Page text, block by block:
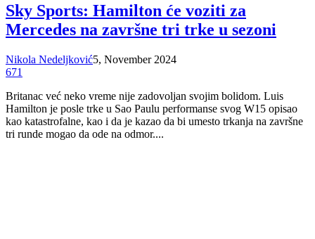
Sky Sports: Hamilton će voziti za
Mercedes na završne tri trke u sezoni
Nikola Nedeljković5, November 2024
671
Britanac već neko vreme nije zadovoljan svojim bolidom. Luis
Hamilton je posle trke u Sao Paulu performanse svog W15 opisao
kao katastrofalne, kao i da je kazao da bi umesto trkanja na završne
tri runde mogao da ode na odmor....